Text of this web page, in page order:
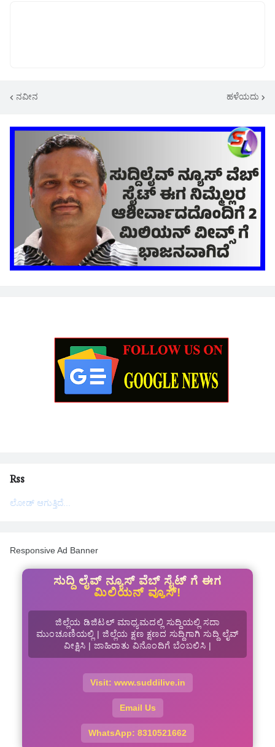
ನವೀನ ಹಳೆಯದು
Rss
ಲೋಡ್ ಆಗುತ್ತಿದೆ...
Responsive Ad Banner
ಸುದ್ದಿ ಲೈವ್ ನ್ಯೂಸ್ ವೆಬ್ ಸೈಟ್ ಗೆ ಈಗ
ಮಿಲಿಯನ್ ವ್ಯೂಸ್!
ಜಿಲ್ಲೆಯ ಡಿಜಿಟಲ್ ಮಾಧ್ಯಮದಲ್ಲಿ ಸುದ್ದಿಯಲ್ಲಿ ಸದಾ
ಮುಂಚೂಣಿಯಲ್ಲಿ | ಜಿಲ್ಲೆಯ ಕ್ಷಣ ಕ್ಷಣದ ಸುದ್ದಿಗಾಗಿ ಸುದ್ದಿ ಲೈವ್
ವೀಕ್ಷಿಸಿ | ಜಾಹಿರಾತು ವಿನೊಂದಿಗೆ ಬೆಂಬಲಿಸಿ |
Visit: www.suddilive.in
Email Us
WhatsApp: 8310521662